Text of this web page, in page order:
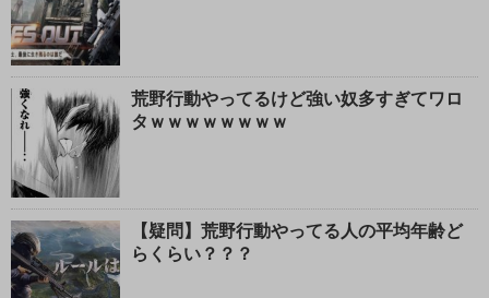
荒野行動やってるけど強い奴多すぎてワロ
タｗｗｗｗｗｗｗｗ
【疑問】荒野行動やってる人の平均年齢ど
らくらい？？？